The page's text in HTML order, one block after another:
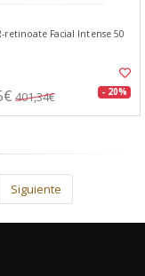
retinoate Facial Intense 50
401,34€ - 20%
Siguiente